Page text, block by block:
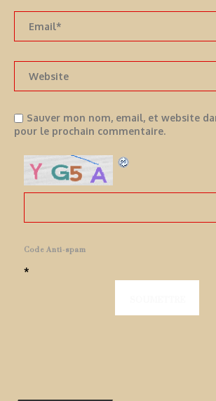
Sauver mon nom, email, et website
pour le prochain commentaire.
Code Anti-spam
*